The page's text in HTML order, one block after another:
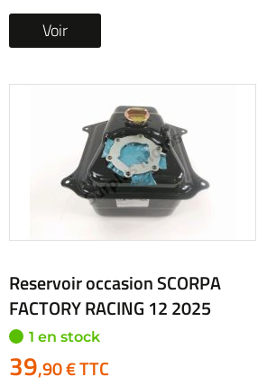
Voir
Reservoir occasion SCORPA
FACTORY RACING 12 2025
1 en stock
39,90 € TTC